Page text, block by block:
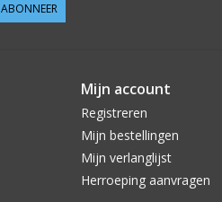
ABONNEER
Mijn account
Registreren
Mijn bestellingen
Mijn verlanglijst
Herroeping aanvragen